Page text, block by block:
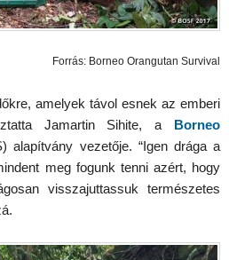
Forrás: Borneo Orangutan Survival
amelyek távol esnek az emberi
Jamartin Sihite, a Borneo
alapítvány vezetője. “Igen drága a
meg fogunk tenni azért, hogy
visszajuttassuk természetes